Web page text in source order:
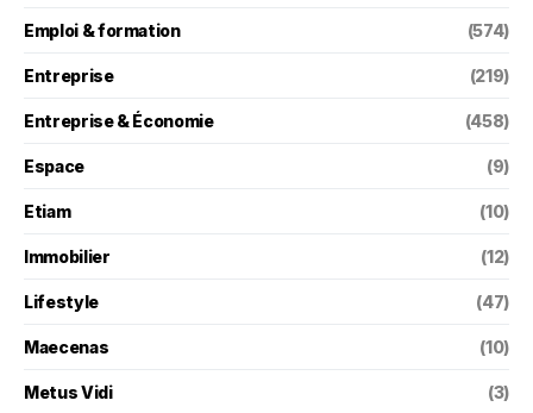
Emploi & formation (574)
Entreprise (219)
Entreprise & Économie (458)
Espace (9)
Etiam (10)
Immobilier (12)
Lifestyle (47)
Maecenas (10)
Metus Vidi (3)